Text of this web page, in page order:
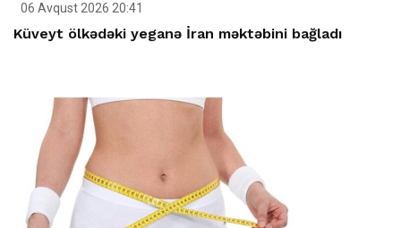
06 Avqust 2026 20:41
Küveyt ölkədəki yeganə İran məktəbini bağladı